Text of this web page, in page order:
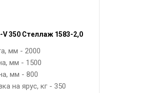
V 350 Стеллаж 1583-2,0
мм - 2000
мм - 1500
мм - 800
на ярус, кг - 350